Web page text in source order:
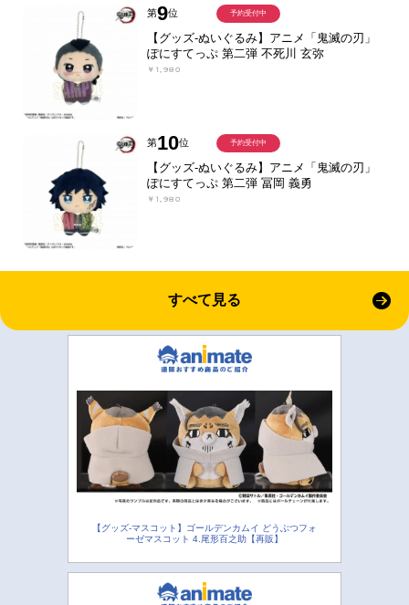
第9位
【グッズ-ぬいぐるみ】アニメ「鬼滅の刃」
ぽにすてっぷ 第二弾 不死川 玄弥
￥1,980
予約受付中
第10位
【グッズ-ぬいぐるみ】アニメ「鬼滅の刃」
ぽにすてっぷ 第二弾 冨岡 義勇
￥1,980
予約受付中
すべて見る
【グッズ-マスコット】ゴールデンカムイ どうぶつフォ
ーゼマスコット 4.尾形百之助【再販】